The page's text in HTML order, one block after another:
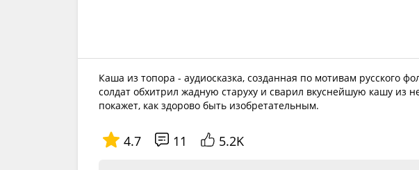
Каша из топора - аудиосказка, созданная по мотивам русского
солдат обхитрил жадную старуху и сварил вкуснейшую кашу из
покажет, как здорово быть изобретательным.
4.7 11 5.2K